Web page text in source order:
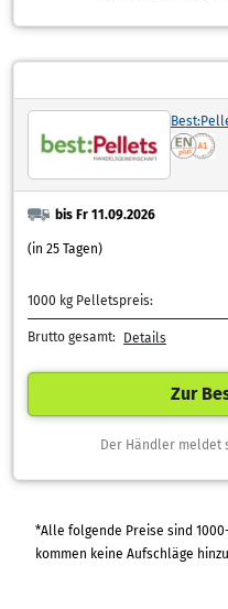
bis Fr 11.09.2026
(in 25 Tagen)
1000 kg Pelletspreis:
Brutto gesamt: Details
Zur
Der Händler meldet
*Alle folgende Preise sind 1000-kg-
kommen keine Aufschläge